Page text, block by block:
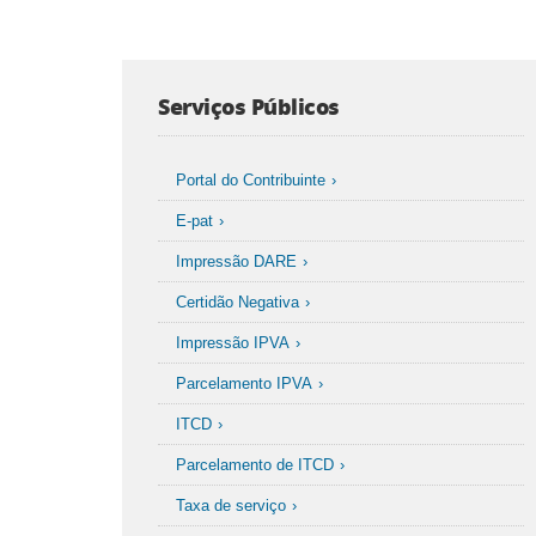
Serviços Públicos
Portal do Contribuinte
E-pat
Impressão DARE
Certidão Negativa
Impressão IPVA
Parcelamento IPVA
ITCD
Parcelamento de ITCD
Taxa de serviço